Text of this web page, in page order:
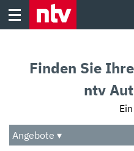
Skip
Audio
Das Beste
Finden Sie
ntv
Angebote ▾